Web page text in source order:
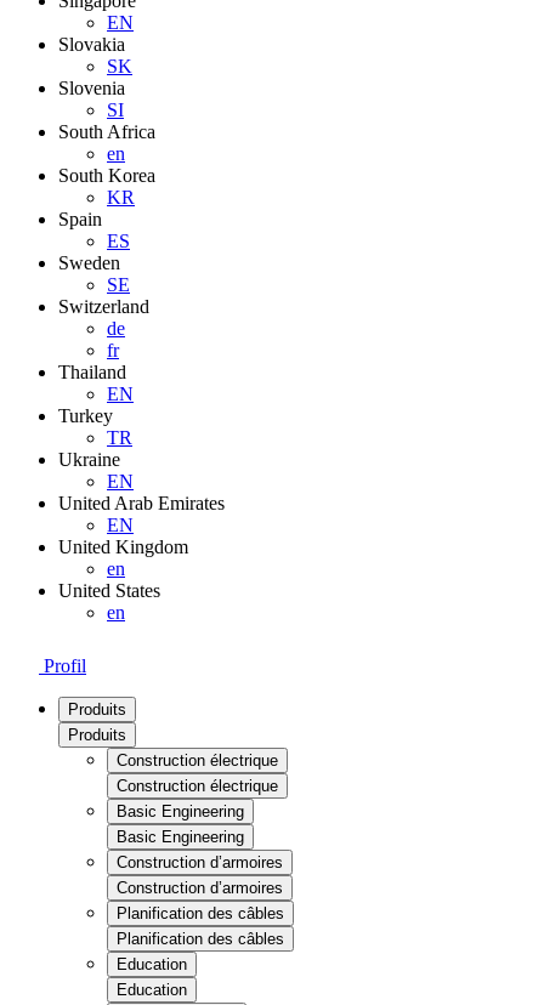
EN
Slovakia
SK
Slovenia
SI
South Africa
en
South Korea
KR
Spain
ES
Sweden
SE
Switzerland
de
fr
Thailand
EN
Turkey
TR
Ukraine
EN
United Arab Emirates
EN
United Kingdom
en
United States
en
Profil
Produits
Produits
Construction électrique
Construction électrique
Basic Engineering
Basic Engineering
Construction d’armoires
Construction d’armoires
Planification des câbles
Planification des câbles
Education
Education